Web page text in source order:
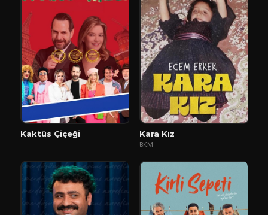
Kaktüs Çiçeği
Kara Kız
BKM